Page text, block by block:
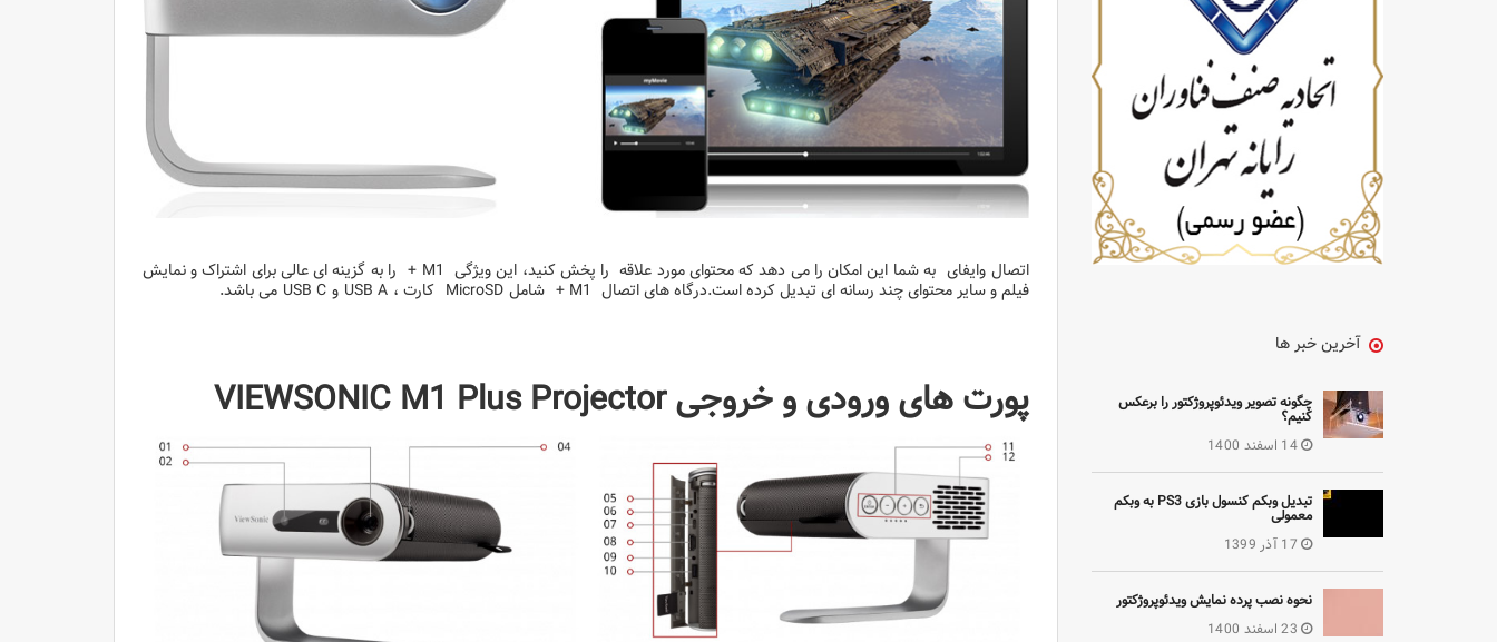
آخرین خبر ها
چگونه تصویر ویدئوپروژکتور را برعکس
کنیم؟
14 اسفند 1400
تبدیل وبکم کنسول بازی PS3 به وبکم
معمولی
17 آذر 1399
نحوه نصب پرده نمایش ویدئوپروژکتور
23 اسفند 1400
اتصال وایفای به شما این امکان را می دهد که محتوای مورد علاقه را پخش کنید، این ویژگی M1 + را به گزینه ای عالی برای اشتراک و نمایش
فیلم و سایر محتوای چند رسانه ای تبدیل کرده است.درگاه های اتصال M1 + شامل MicroSD کارت ، USB A و USB C می باشد.
پورت های ورودی و خروجی VIEWSONIC M1 Plus Projector